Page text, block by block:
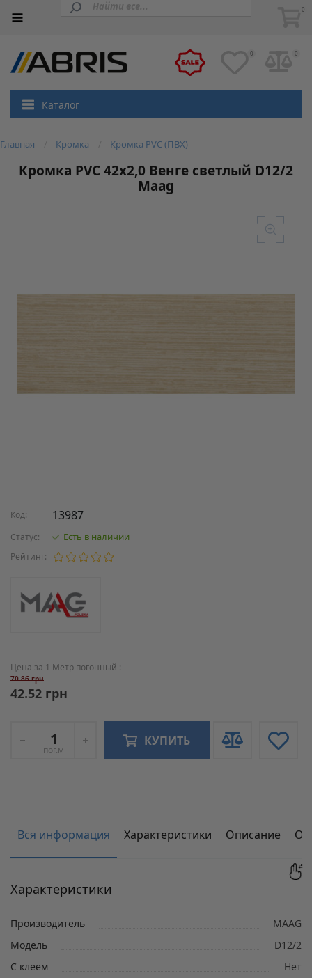
0
0 0
Каталог
Главная Кромка Кромка PVC (ПВХ)
Кромка PVC 42х2,0 Венге светлый D12/2
Maag
Код: 13987
Статус: Есть в наличии
Рейтинг:
Цена за 1 Метр погонный :
70.86 грн
42.52 грн
пог.м
КУПИТЬ
Вся информация Характеристики Описание
Характеристики
Производитель
MAAG
Модель
D12/2
С клеем
Нет